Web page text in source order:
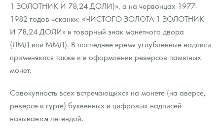
1 ЗОЛОТНИК И 78,24 ДОЛИ)», а на червонцах 1977-
1982 годов чеканки: «ЧИСТОГО ЗОЛОТА 1 ЗОЛОТНИК
И 78,24 ДОЛИ» и товарный знак монетного двора
(ЛМД или ММД). В последнее время углубленные надписи
применяются также и в оформлении реверсов памятных
монет.
Совокупность всех встречающихся на монете (на аверсе,
реверсе и гурте) буквенных и цифровых надписей
называется легендой.